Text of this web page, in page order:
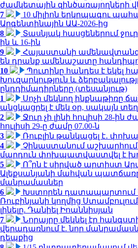
ժամկետային զինծառայողների
7
10 միլիոն երկրպագու
Արգենտինային ԱԱ-2026-ից
8
Տասնյակ հասցեներում ջուր
ին և 16-ին
9
Հայաստանի
են դրանք ամենաշատը
10
Պուտինը հանդես է եկել
Խուզարկություն և
ընդդիմադիրները (տեսանյութ)
1
Սոչի մեկնող ինքնաթիռը
անցկացրել է մեկ օր, սակայն տեղ
2
Ջուր չի լինի հուլիսի 28-ին
հուլիսի 29-ը ժամը 07.00-ն
3
Ռուբլին թանկացել է․
4
Չինաստանում
մարդուն փոխպատվաստվել է
5
Ո՞րն է սիրված արտիստ
Ալեքսանյանի մահվան
մանրամասներ
6
Խստորեն դատապարտում
Ռուբինյանի կողմից
լինելը. Դանիել Իոաննիսյան
7
Նորայրը մեկնել էր
վերադառնում է. նոր
դեպքից